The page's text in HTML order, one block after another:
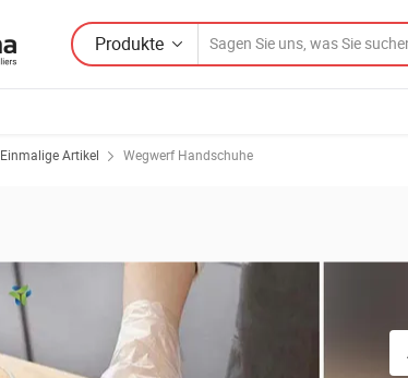
Produkte
Einmalige Artikel Wegwerf Handschuhe